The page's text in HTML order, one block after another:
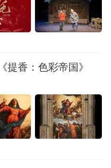
提香：色彩帝国》